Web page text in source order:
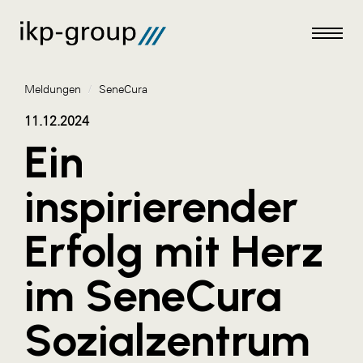
Meldungen
AKTUELLES
ACO
ALEX Krems
Amazon Web Services
Artweger
AustroCel Hallein
Meldungen / SeneCura
11.12.2024
Ein
inspirierender
Erfolg mit Herz
im SeneCura
Sozialzentrum